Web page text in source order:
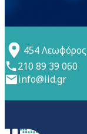
454
210 89 39 060
info@iid.gr